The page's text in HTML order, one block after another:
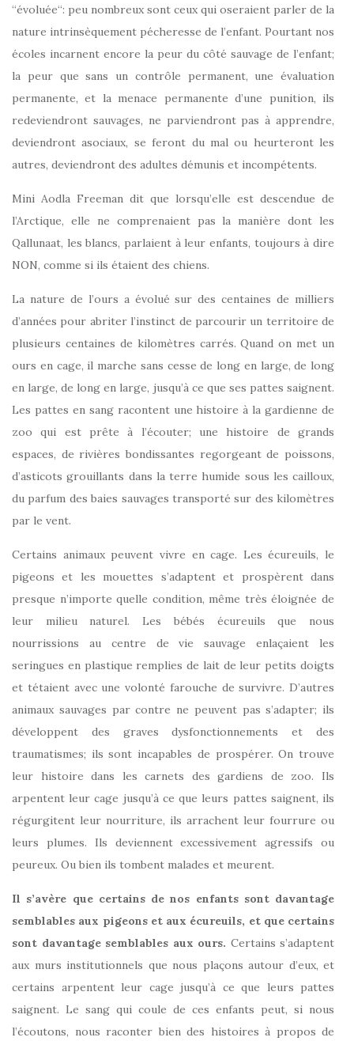
“évoluée“: peu nombreux sont ceux qui oseraient parler de la
nature intrinsèquement pécheresse de l’enfant. Pourtant nos
écoles incarnent encore la peur du côté sauvage de l’enfant;
la peur que sans un contrôle permanent, une évaluation
permanente, et la menace permanente d’une punition, ils
redeviendront sauvages, ne parviendront pas à apprendre,
deviendront asociaux, se feront du mal ou heurteront les
autres, deviendront des adultes démunis et incompétents.
Mini Aodla Freeman dit que lorsqu’elle est descendue de
l’Arctique, elle ne comprenaient pas la manière dont les
Qallunaat, les blancs, parlaient à leur enfants, toujours à dire
NON, comme si ils étaient des chiens.
La nature de l’ours a évolué sur des centaines de milliers
d’années pour abriter l’instinct de parcourir un territoire de
plusieurs centaines de kilomètres carrés. Quand on met un
ours en cage, il marche sans cesse de long en large, de long
en large, de long en large, jusqu’à ce que ses pattes saignent.
Les pattes en sang racontent une histoire à la gardienne de
zoo qui est prête à l’écouter; une histoire de grands
espaces, de rivières bondissantes regorgeant de poissons,
d’asticots grouillants dans la terre humide sous les cailloux,
du parfum des baies sauvages transporté sur des kilomètres
par le vent.
Certains animaux peuvent vivre en cage. Les écureuils, le
pigeons et les mouettes s’adaptent et prospèrent dans
presque n’importe quelle condition, même très éloignée de
leur milieu naturel. Les bébés écureuils que nous
nourrissions au centre de vie sauvage enlaçaient les
seringues en plastique remplies de lait de leur petits doigts
et tétaient avec une volonté farouche de survivre. D’autres
animaux sauvages par contre ne peuvent pas s’adapter; ils
développent des graves dysfonctionnements et des
traumatismes; ils sont incapables de prospérer. On trouve
leur histoire dans les carnets des gardiens de zoo. Ils
arpentent leur cage jusqu’à ce que leurs pattes saignent, ils
régurgitent leur nourriture, ils arrachent leur fourrure ou
leurs plumes. Ils deviennent excessivement agressifs ou
peureux. Ou bien ils tombent malades et meurent.
Il s’avère que certains de nos enfants sont davantage
semblables aux pigeons et aux écureuils, et que certains
sont davantage semblables aux ours. Certains s’adaptent
aux murs institutionnels que nous plaçons autour d’eux, et
certains arpentent leur cage jusqu’à ce que leurs pattes
saignent. Le sang qui coule de ces enfants peut, si nous
l’écoutons, nous raconter bien des histoires à propos de